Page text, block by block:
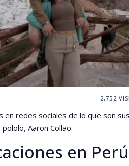
2,752
en redes sociales de lo que son
Aaron Collao.
en Perú